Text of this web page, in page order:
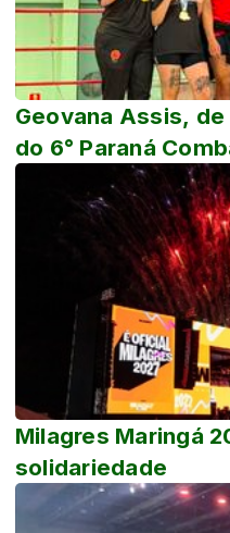
Geovana Assis,
do 6° Paraná
Milagres Maringá
solidariedade